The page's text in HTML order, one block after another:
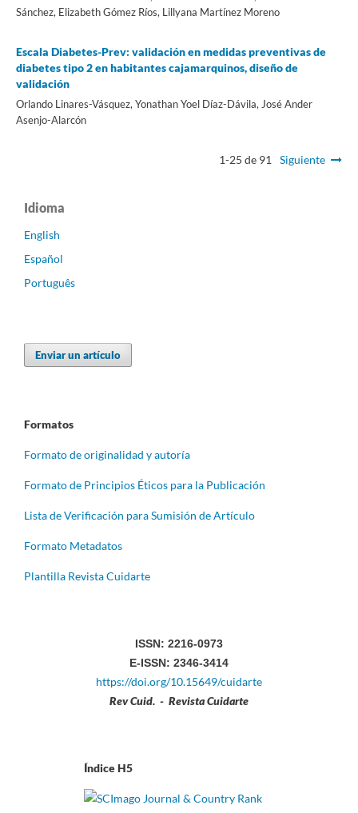
Sánchez, Elizabeth Gómez Ríos, Lillyana Martínez Moreno
Escala Diabetes-Prev: validación en medidas preventivas de
diabetes tipo 2 en habitantes cajamarquinos, diseño de
validación
Orlando Linares-Vásquez, Yonathan Yoel Díaz-Dávila, José Ander
Asenjo-Alarcón
1-25 de 91 Siguiente
Idioma
English
Español
Português
Enviar un artículo
Formatos
Formato de originalidad y autoría
Formato de Principios Éticos para la Publicación
Lista de Verificación para Sumisión de Artículo
Formato Metadatos
Plantilla Revista Cuidarte
ISSN: 2216-0973
E-ISSN: 2346-3414
https://doi.org/10.15649/cuidarte
Rev Cuid. - Revista Cuidarte
Índice H5